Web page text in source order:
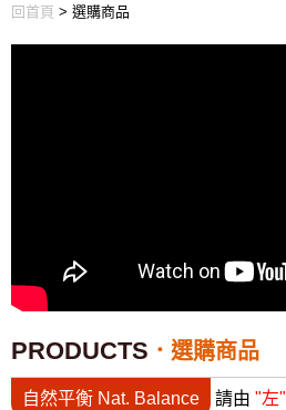
回首頁 > 選購商品
PRODUCTS 選購商品
自然平衡 Nat. Balance 請由 "左"